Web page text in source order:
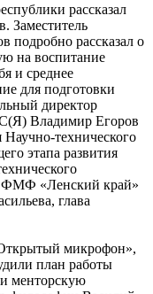
рассказал
Заместитель
подробно рассказал о
на воспитание
и среднее
для подготовки
директор
Владимир Егоров
Научно-технического
этапа развития
ФМФ «Ленский край»
глава
микрофон»,
план работы
менторскую